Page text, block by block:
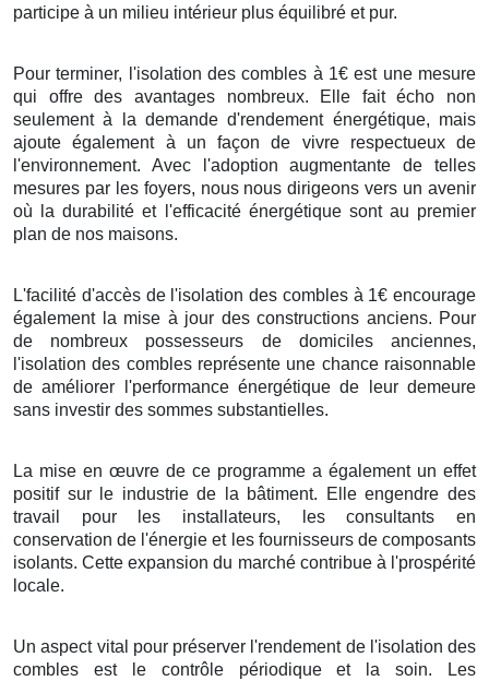
participe à un milieu intérieur plus équilibré et pur.
Pour terminer, l'isolation des combles à 1€ est une mesure
qui offre des avantages nombreux. Elle fait écho non
seulement à la demande d'rendement énergétique, mais
ajoute également à un façon de vivre respectueux de
l'environnement. Avec l'adoption augmentante de telles
mesures par les foyers, nous nous dirigeons vers un avenir
où la durabilité et l'efficacité énergétique sont au premier
plan de nos maisons.
L'facilité d'accès de l'isolation des combles à 1€ encourage
également la mise à jour des constructions anciens. Pour
de nombreux possesseurs de domiciles anciennes,
l'isolation des combles représente une chance raisonnable
de améliorer l'performance énergétique de leur demeure
sans investir des sommes substantielles.
La mise en œuvre de ce programme a également un effet
positif sur le industrie de la bâtiment. Elle engendre des
travail pour les installateurs, les consultants en
conservation de l'énergie et les fournisseurs de composants
isolants. Cette expansion du marché contribue à l'prospérité
locale.
Un aspect vital pour préserver l'rendement de l'isolation des
combles est le contrôle périodique et la soin. Les